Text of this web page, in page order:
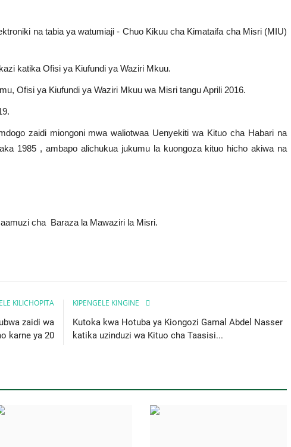
na tabia ya watumiaji - Chuo Kikuu cha Kimataifa cha Misri (MIU)
katika Ofisi ya Kiufundi ya Waziri Mkuu.
Ofisi ya Kiufundi ya Waziri Mkuu wa Misri tangu Aprili 2016.
zaidi miongoni mwa waliotwaa Uenyekiti wa Kituo cha Habari na
1985 , ambapo alichukua jukumu la kuongoza kituo hicho akiwa na
cha Baraza la Mawaziri la Misri.
KILICHOPITA
zaidi wa
karne ya 20
KIPENGELE KINGINE
Kutoka kwa Hotuba ya Kiongozi Gamal Abdel Nasser
katika uzinduzi wa Kituo cha Taasisi...